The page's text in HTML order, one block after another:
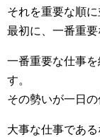
それを重要な順に
最初に、一番重要
一番重要な仕事
す。
その勢いが一日の
大事な仕事である